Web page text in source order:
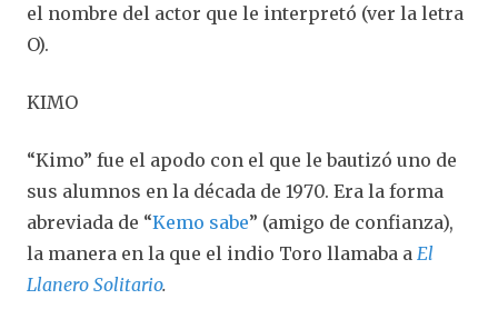
el nombre del actor que le interpretó (ver la letra
O).
KIMO
“Kimo” fue el apodo con el que le bautizó uno de
sus alumnos en la década de 1970. Era la forma
abreviada de “Kemo sabe” (amigo de confianza),
la manera en la que el indio Toro llamaba a El
Llanero Solitario.